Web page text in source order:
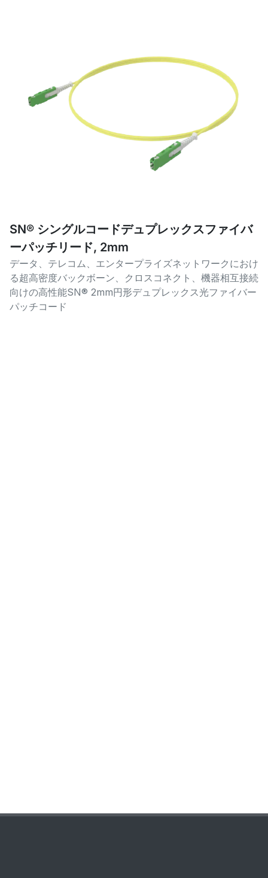
SN® シングルコードデュプレックスファイバ
ーパッチリード, 2mm
データ、テレコム、エンタープライズネットワークにおけ
る超高密度バックボーン、クロスコネクト、機器相互接続
向けの高性能SN® 2mm円形デュプレックス光ファイバー
パッチコード